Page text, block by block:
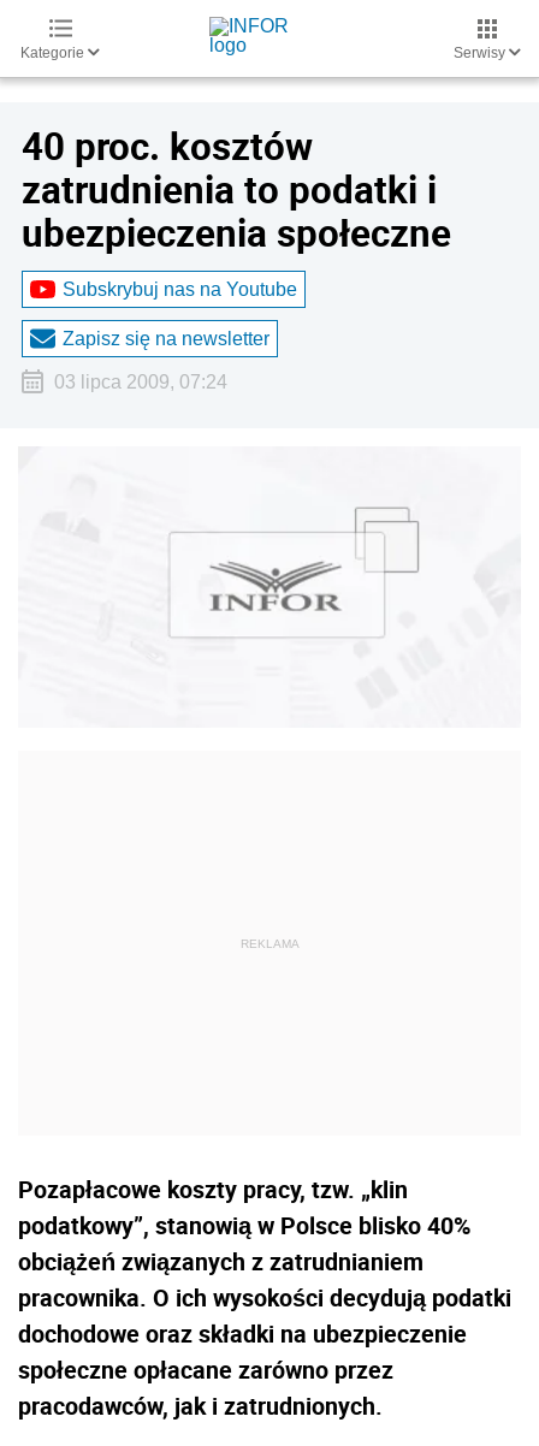
Kategorie Serwisy
40 proc. kosztów
zatrudnienia to podatki i
ubezpieczenia społeczne
Subskrybuj nas na Youtube
Zapisz się na newsletter
03 lipca 2009, 07:24
Pozapłacowe koszty pracy, tzw. „klin
podatkowy”, stanowią w Polsce blisko 40%
obciążeń związanych z zatrudnianiem
pracownika. O ich wysokości decydują podatki
dochodowe oraz składki na ubezpieczenie
społeczne opłacane zarówno przez
pracodawców, jak i zatrudnionych.